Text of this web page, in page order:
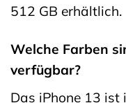
512 GB erhältlich.
Welche Farben
verfügbar?
Das iPhone 13 ist